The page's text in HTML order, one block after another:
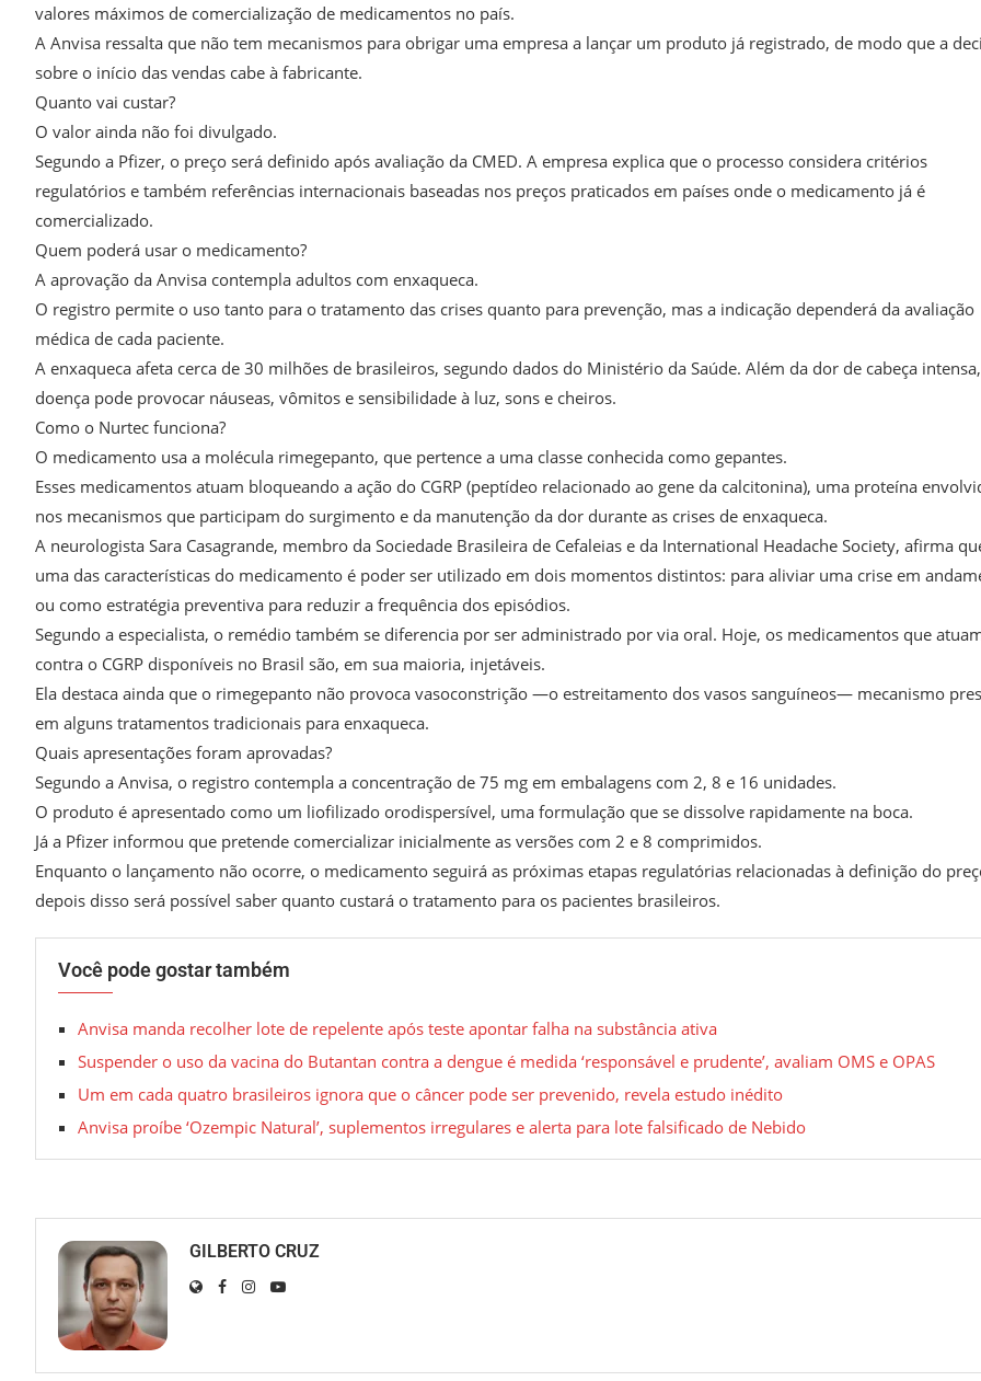
valores máximos de comercialização de medicamentos no país.
A Anvisa ressalta que não tem mecanismos para obrigar uma empresa a lançar um produto já registrado, de modo que a
sobre o início das vendas cabe à fabricante.
Quanto vai custar?
O valor ainda não foi divulgado.
Segundo a Pfizer, o preço será definido após avaliação da CMED. A empresa explica que o processo considera critérios
regulatórios e também referências internacionais baseadas nos preços praticados em países onde o medicamento já é
comercializado.
Quem poderá usar o medicamento?
A aprovação da Anvisa contempla adultos com enxaqueca.
O registro permite o uso tanto para o tratamento das crises quanto para prevenção, mas a indicação dependerá da avaliação
médica de cada paciente.
A enxaqueca afeta cerca de 30 milhões de brasileiros, segundo dados do Ministério da Saúde. Além da dor de cabeça
doença pode provocar náuseas, vômitos e sensibilidade à luz, sons e cheiros.
Como o Nurtec funciona?
O medicamento usa a molécula rimegepanto, que pertence a uma classe conhecida como gepantes.
Esses medicamentos atuam bloqueando a ação do CGRP (peptídeo relacionado ao gene da calcitonina), uma proteína
nos mecanismos que participam do surgimento e da manutenção da dor durante as crises de enxaqueca.
A neurologista Sara Casagrande, membro da Sociedade Brasileira de Cefaleias e da International Headache Society, afirma
uma das características do medicamento é poder ser utilizado em dois momentos distintos: para aliviar uma crise em
ou como estratégia preventiva para reduzir a frequência dos episódios.
Segundo a especialista, o remédio também se diferencia por ser administrado por via oral. Hoje, os medicamentos que
contra o CGRP disponíveis no Brasil são, em sua maioria, injetáveis.
Ela destaca ainda que o rimegepanto não provoca vasoconstrição —o estreitamento dos vasos sanguíneos— mecanismo
em alguns tratamentos tradicionais para enxaqueca.
Quais apresentações foram aprovadas?
Segundo a Anvisa, o registro contempla a concentração de 75 mg em embalagens com 2, 8 e 16 unidades.
O produto é apresentado como um liofilizado orodispersível, uma formulação que se dissolve rapidamente na boca.
Já a Pfizer informou que pretende comercializar inicialmente as versões com 2 e 8 comprimidos.
Enquanto o lançamento não ocorre, o medicamento seguirá as próximas etapas regulatórias relacionadas à definição do
depois disso será possível saber quanto custará o tratamento para os pacientes brasileiros.
Você pode gostar também
Anvisa manda recolher lote de repelente após teste apontar falha na substância ativa
Suspender o uso da vacina do Butantan contra a dengue é medida ‘responsável e prudente’, avaliam OMS e OPAS
Um em cada quatro brasileiros ignora que o câncer pode ser prevenido, revela estudo inédito
Anvisa proíbe ‘Ozempic Natural’, suplementos irregulares e alerta para lote falsificado de Nebido
GILBERTO CRUZ